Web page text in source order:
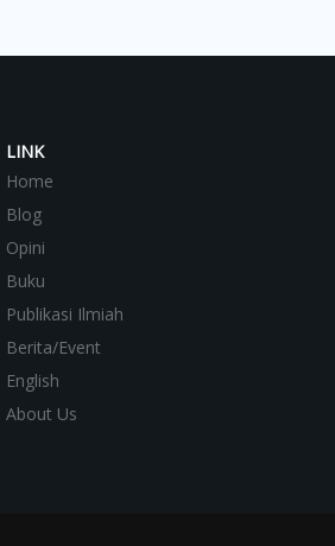
LINK
Home
Blog
Opini
Buku
Publikasi Ilmiah
Berita/Event
English
About Us